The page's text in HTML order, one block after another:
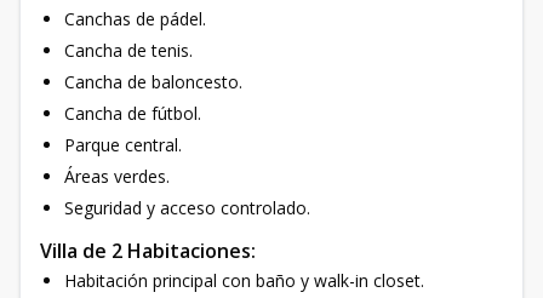
Canchas de pádel.
Cancha de tenis.
Cancha de baloncesto.
Cancha de fútbol.
Parque central.
Áreas verdes.
Seguridad y acceso controlado.
Villa de 2 Habitaciones:
Habitación principal con baño y walk-in closet.